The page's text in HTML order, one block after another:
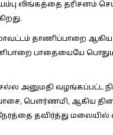
லிங்கத்தை தரிசனம்
மாவட்டம் தாணிப்பாறை
பாதையையே
அனுமதி வழங்கப்பட்ட
பௌர்ணமி, ஆகிய
தவிர்த்து மலையில்